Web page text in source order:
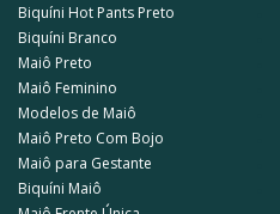
Biquíni Hot Pants Preto
Biquíni Branco
Maiô Preto
Maiô Feminino
Modelos de Maiô
Maiô Preto Com Bojo
Maiô para Gestante
Biquíni Maiô